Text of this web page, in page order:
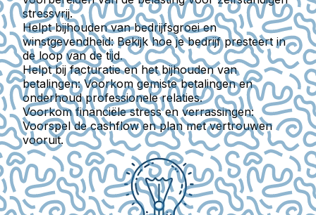
stressvrij.
Helpt bijhouden van bedrijfsgroei en
winstgevendheid:Bekijk hoe je bedrijf presteert in
de loop van de tijd.
Helpt bij facturatie en het bijhouden van
betalingen:Voorkom gemiste betalingen en
onderhoud professionele relaties.
Voorkom financiële stress en verrassingen:
Voorspel de cashflow en plan met vertrouwen
vooruit.